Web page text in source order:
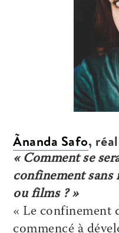
Ãnanda Safo,
« Comment se
confinement sans
ou films ? »
« Le confinement
commencé à